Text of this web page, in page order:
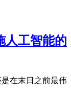
人工智能的
在末日之前最伟